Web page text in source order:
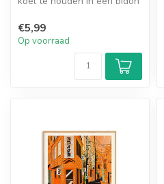
€5,99
Op voorraad